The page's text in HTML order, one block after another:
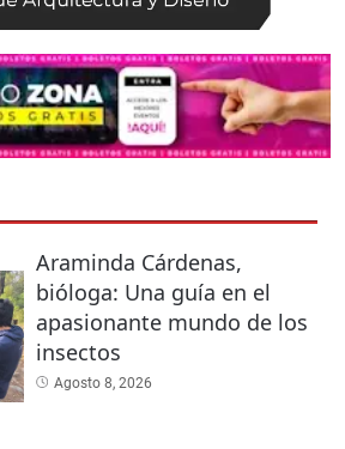
Araminda Cárdenas,
bióloga: Una guía en el
apasionante mundo de los
insectos
Agosto 8, 2026